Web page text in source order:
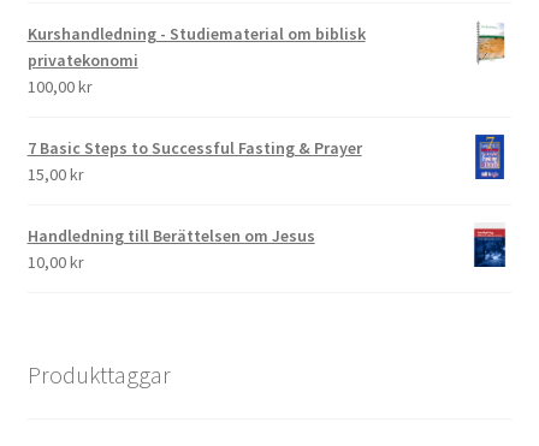
Kurshandledning - Studiematerial om biblisk
privatekonomi
100,00kr
7 Basic Steps to Successful Fasting & Prayer
15,00kr
Handledning till Berättelsen om Jesus
10,00kr
Produkttaggar